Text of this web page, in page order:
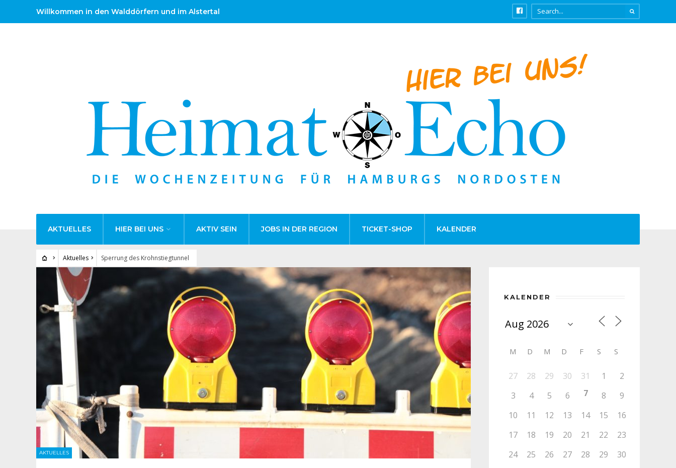
Willkommen in den Walddörfern und im Alstertal
AKTUELLES HIER BEI UNS AKTIV SEIN JOBS IN DER REGION TICKET-SHOP KALENDER
Aktuelles Sperrung des Krohnstiegtunnel
AKTUELLES
KALENDER
M D M D F S S
27 28 29 30 31 1
2
3
4 5 6 7 8
9
10
11 12 13 14 15
16
17
18 19 20 21 22
23
24
25 26 27 28 29
30